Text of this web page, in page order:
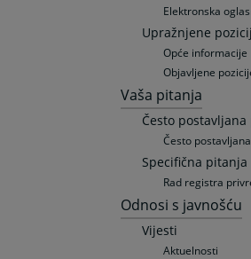
Elektronska
Upražnjene
Opće informacije
Objavljene
Vaša pitanja
Često
Često
Specifična pitanja
Rad registra
Odnosi s javnošću
Vijesti
Aktuelnosti